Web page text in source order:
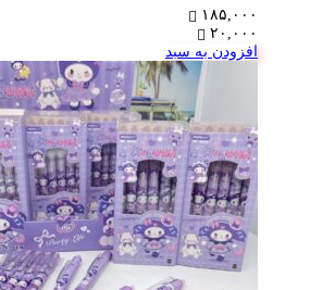
۱۸۵,۰۰۰
۲۰,۰۰۰
افزودن به سبد